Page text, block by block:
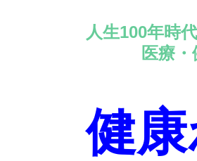
人生100年時
医療・健
ユニーク
健